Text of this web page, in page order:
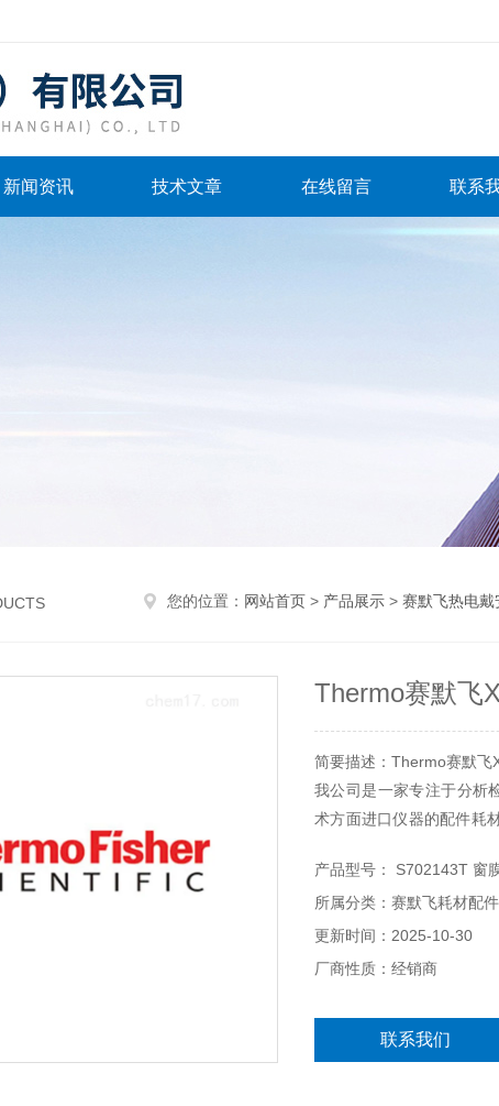
新闻资讯 技术文章 在线留言 联系
您的位置： 网站首页 > 产品展示 > 赛默飞热电戴
Thermo赛默飞
简要描述：Thermo赛默飞
我公司是一家专注于分析
术方面进口仪器的配件耗
材等。
产品型号： S702143T 窗
所属分类：赛默飞耗材配件
更新时间：2025-10-30
厂商性质：经销商
联系我们